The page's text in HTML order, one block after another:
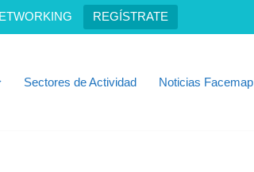
REGÍSTRATE
Sectores de Actividad Noticias Facemap